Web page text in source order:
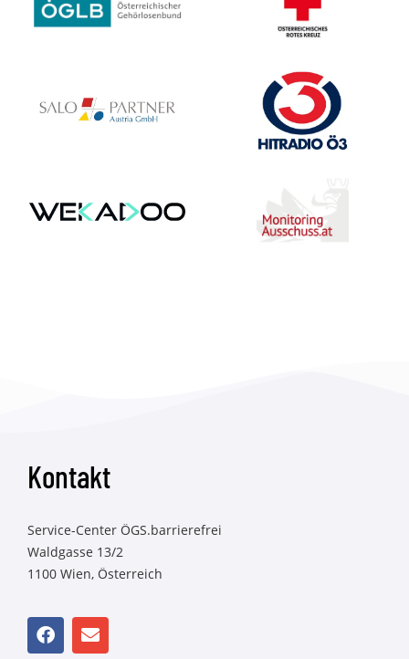
Kontakt
Service-Center ÖGS.barrierefrei
Waldgasse 13/2
1100 Wien, Österreich